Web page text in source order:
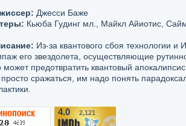
Джесси Баже
Кьюба Гудинг мл., Майкл Айиотис,
Из-за квантового сбоя технологии
его звездолета, осуществляющие
может предотвратить квантовый
сражаться, им надо понять
4.0/10 2,121